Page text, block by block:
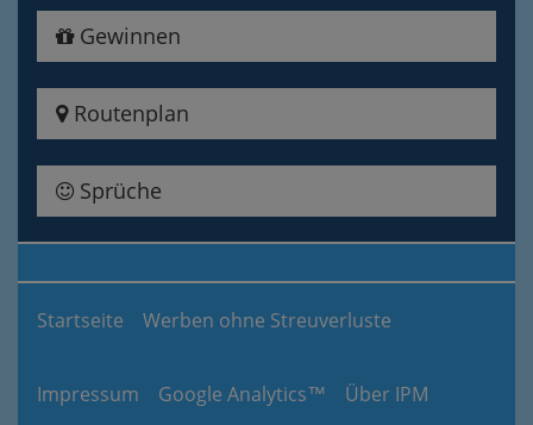
Gewinnen
Routenplan
Sprüche
Startseite Werben ohne Streuverluste
Impressum Google Analytics™ Über IPM